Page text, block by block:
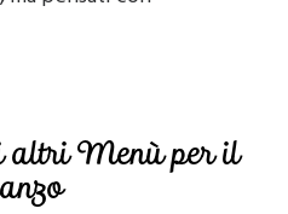
altri Menù per il